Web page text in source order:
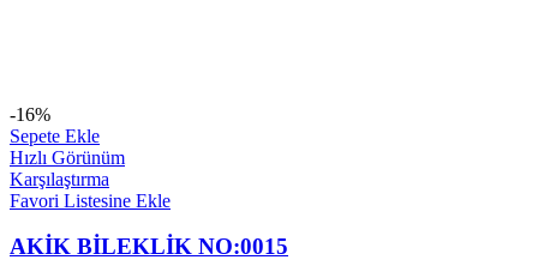
-16%
Sepete Ekle
Hızlı Görünüm
Karşılaştırma
Favori Listesine Ekle
AKİK BİLEKLİK NO:0015